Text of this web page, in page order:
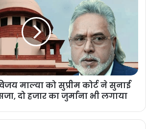
माल्या को सुप्रीम कोर्ट ने सुनाई
दो हजार का जुर्माना भी लगाया